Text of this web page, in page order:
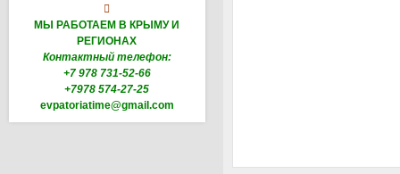

МЫ РАБОТАЕМ В КРЫМУ И
РЕГИОНАХ
Контактный телефон:
+7 978 731-52-66
+7978 574-27-25
evpatoriatime@gmail.com